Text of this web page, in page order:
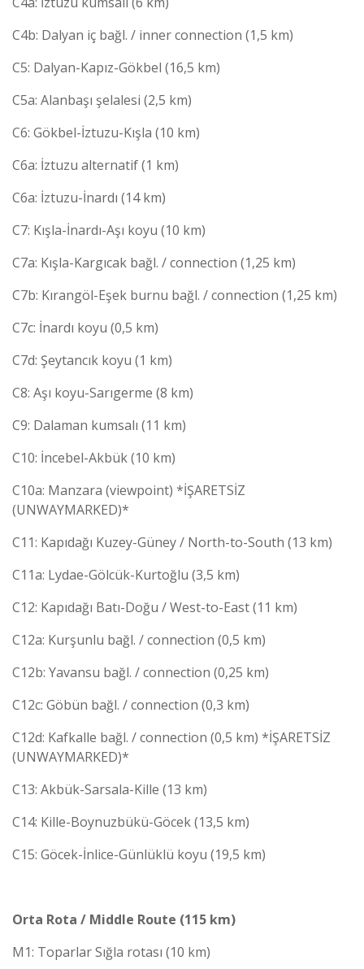
C4b: Dalyan iç bağl. / inner connection (1,5 km)
C5: Dalyan-Kapız-Gökbel (16,5 km)
C5a: Alanbaşı şelalesi (2,5 km)
C6: Gökbel-İztuzu-Kışla (10 km)
C6a: İztuzu alternatif (1 km)
C6a: İztuzu-İnardı (14 km)
C7: Kışla-İnardı-Aşı koyu (10 km)
C7a: Kışla-Kargıcak bağl. / connection (1,25 km)
C7b: Kırangöl-Eşek burnu bağl. / connection (1,25 km)
C7c: İnardı koyu (0,5 km)
C7d: Şeytancık koyu (1 km)
C8: Aşı koyu-Sarıgerme (8 km)
C9: Dalaman kumsalı (11 km)
C10: İncebel-Akbük (10 km)
C10a: Manzara (viewpoint) *İŞARETSİZ
(UNWAYMARKED)*
C11: Kapıdağı Kuzey-Güney / North-to-South (13 km)
C11a: Lydae-Gölcük-Kurtoğlu (3,5 km)
C12: Kapıdağı Batı-Doğu / West-to-East (11 km)
C12a: Kurşunlu bağl. / connection (0,5 km)
C12b: Yavansu bağl. / connection (0,25 km)
C12c: Göbün bağl. / connection (0,3 km)
C12d: Kafkalle bağl. / connection (0,5 km) *İŞARETSİZ
(UNWAYMARKED)*
C13: Akbük-Sarsala-Kille (13 km)
C14: Kille-Boynuzbükü-Göcek (13,5 km)
C15: Göcek-İnlice-Günlüklü koyu (19,5 km)
Orta Rota / Middle Route (115 km)
M1: Toparlar Sığla rotası (10 km)